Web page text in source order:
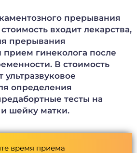
прерывания
входит лекарства,
прерывания
прием гинеколога после
В стоимость
ультразвуковое
определения
тесты на
шейку матки.
время приема